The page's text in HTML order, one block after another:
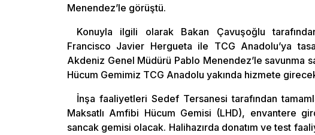
Menendez’le görüştü.
Konuyla ilgili olarak Bakan Çavuşoğlu
Francisco Javier Hergueta ile TCG Anadolu’ya
Akdeniz Genel Müdürü Pablo Menendez’le savunma
Hücum Gemimiz TCG Anadolu yakında hizmete
İnşa faaliyetleri Sedef Tersanesi tarafından
Maksatlı Amfibi Hücum Gemisi (LHD), envantere
sancak gemisi olacak. Halihazırda donatım ve test